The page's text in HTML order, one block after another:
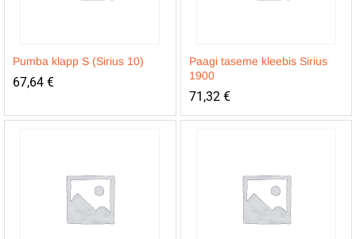
Pumba klapp S (Sirius 10)
67,64 €
Paagi taseme kleebis Sirius
1900
71,32 €